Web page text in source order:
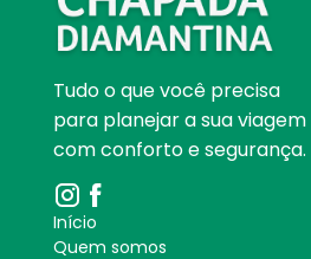
Tudo o que você precisa
para planejar a sua viagem
com conforto e segurança.
Início
Quem somos